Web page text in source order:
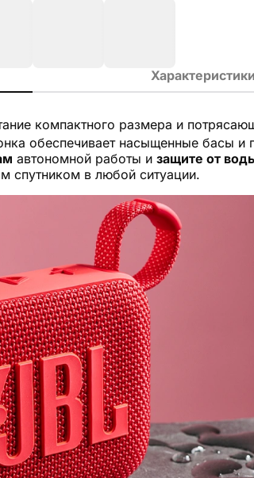
Характеристики
компактного размера и
обеспечивает насыщенные басы и
автономной работы и защите от
спутником в любой ситуации.